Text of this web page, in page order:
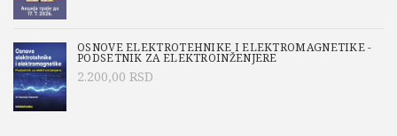
OSNOVE ELEKTROTEHNIKE I ELEKTROMAGNETIKE -
PODSETNIK ZA ELEKTROINŽENJERE
2.200,00 RSD